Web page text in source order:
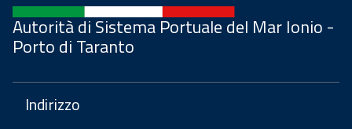
Autorità di Sistema Portuale del Mar Ionio -
Porto di Taranto
Indirizzo